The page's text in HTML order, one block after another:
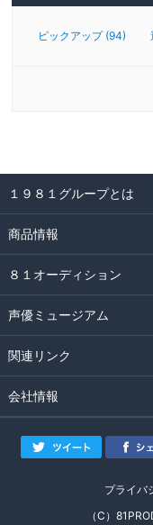
ピックアップ (94)
１９８１グループとは
商品情報
８１オーディション
声優ミュージアム
関連リンク
会社情報
プライバ
（C）